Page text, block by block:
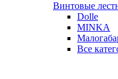
Винтовые
Dolle
MINKA
Все